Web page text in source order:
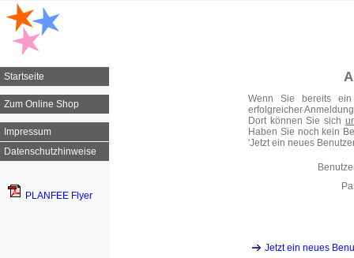
Startseite
Zum Online Shop
Impressum
Datenschutzhinweise
PLANFEE Flyer
Wenn Sie bereits
erfolgreicher
Dort können Sie sich
Haben Sie noch kein
'Jetzt ein neues
Jetzt ein neues